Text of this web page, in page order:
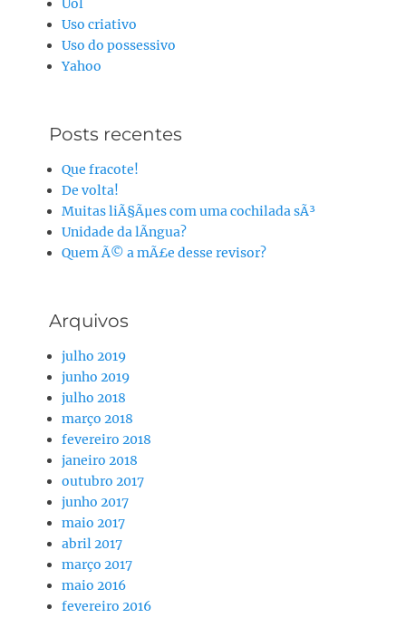
Uol
Uso criativo
Uso do possessivo
Yahoo
Posts recentes
Que fracote!
De volta!
Muitas liÃ§Ãµes com uma cochilada sÃ³
Unidade da lÃ­ngua?
Quem Ã© a mÃ£e desse revisor?
Arquivos
julho 2019
junho 2019
julho 2018
março 2018
fevereiro 2018
janeiro 2018
outubro 2017
junho 2017
maio 2017
abril 2017
março 2017
maio 2016
fevereiro 2016